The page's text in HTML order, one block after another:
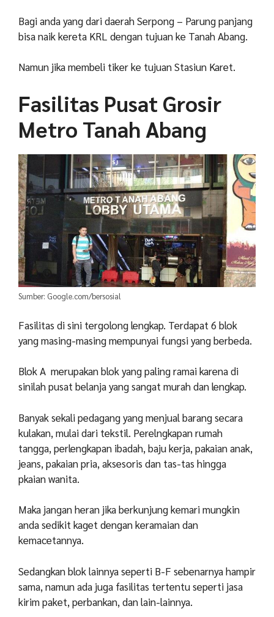
Bagi anda yang dari daerah Serpong – Parung panjang
bisa naik kereta KRL dengan tujuan ke Tanah Abang.
Namun jika membeli tiker ke tujuan Stasiun Karet.
Fasilitas Pusat Grosir
Metro Tanah Abang
Sumber: Google.com/bersosial
Fasilitas di sini tergolong lengkap. Terdapat 6 blok
yang masing-masing mempunyai fungsi yang berbeda.
Blok A merupakan blok yang paling ramai karena di
sinilah pusat belanja yang sangat murah dan lengkap.
Banyak sekali pedagang yang menjual barang secara
kulakan, mulai dari tekstil. Perelngkapan rumah
tangga, perlengkapan ibadah, baju kerja, pakaian anak,
jeans, pakaian pria, aksesoris dan tas-tas hingga
pkaian wanita.
Maka jangan heran jika berkunjung kemari mungkin
anda sedikit kaget dengan keramaian dan
kemacetannya.
Sedangkan blok lainnya seperti B-F sebenarnya hampir
sama, namun ada juga fasilitas tertentu seperti jasa
kirim paket, perbankan, dan lain-lainnya.